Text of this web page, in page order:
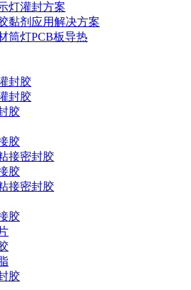
灯灌封方案
黏剂应用解决方案
筒灯PCB板导热
封胶
封胶
胶
胶
接密封胶
胶
接密封胶
胶
胶